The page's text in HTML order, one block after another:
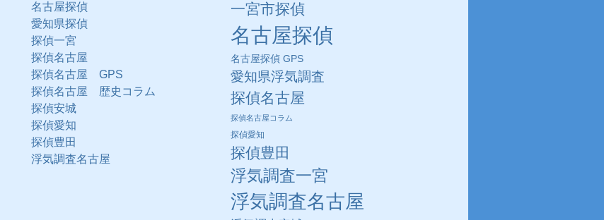
名古屋探偵
愛知県探偵
探偵一宮
探偵名古屋
探偵名古屋 GPS
探偵名古屋 歴史コラム
探偵安城
探偵愛知
探偵豊田
浮気調査名古屋
一宮市探偵
名古屋探偵
名古屋探偵 GPS
愛知県浮気調査
探偵名古屋
探偵名古屋コラム
探偵愛知
探偵豊田
浮気調査一宮
浮気調査名古屋